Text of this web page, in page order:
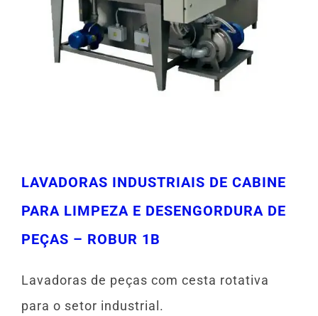
LAVADORAS INDUSTRIAIS DE CABINE
PARA LIMPEZA E DESENGORDURA DE
PEÇAS – ROBUR 1B
Lavadoras de peças com cesta rotativa
para o setor industrial.